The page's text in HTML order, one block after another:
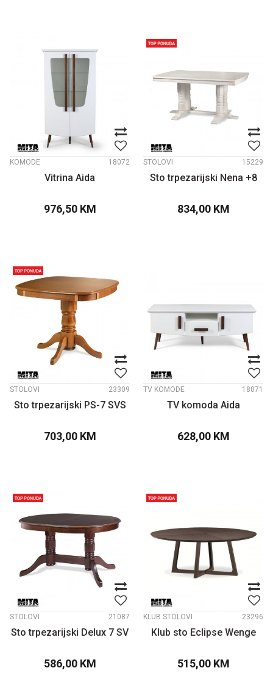
KOMODE 18072
Vitrina Aida
976,50 KM
STOLOVI 15229
Sto trpezarijski Nena +8
834,00 KM
STOLOVI 23309
Sto trpezarijski PS-7 SVS
703,00 KM
TV KOMODE 18071
TV komoda Aida
628,00 KM
STOLOVI 21087
Sto trpezarijski Delux 7 SV
586,00 KM
KLUB STOLOVI 23296
Klub sto Eclipse Wenge
515,00 KM